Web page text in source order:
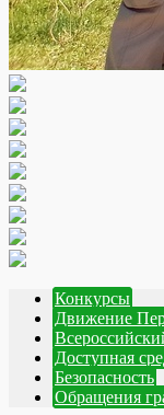
Конкурсы
Движение
Доступная
Безопасность
Обращения